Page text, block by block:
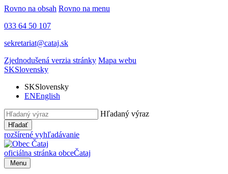
Rovno na obsah Rovno na menu
033 64 50 107
sekretariat@cataj.sk
Zjednodušená verzia stránky Mapa webu
SKSlovensky
SKSlovensky
ENEnglish
Hľadaný výraz
Hľadať
rozšírené vyhľadávanie
oficiálna stránka obceČataj
Menu